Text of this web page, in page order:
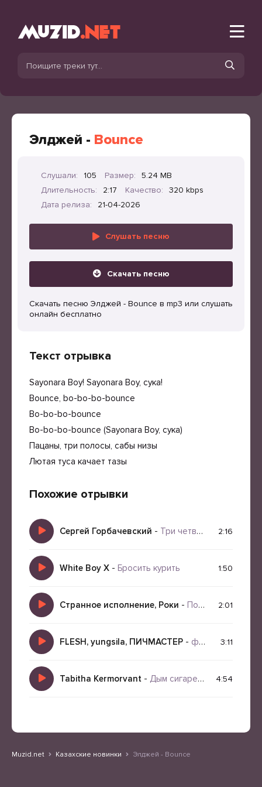
Элджей - Bounce
Слушали: 105 Размер:
5.24 MB
Длительность:
2:17 Качество:
320 kbps
Дата релиза:
21-04-2026
Слушать песню
Скачать песню
Скачать песню Элджей - Bounce в mp3 или слушать
онлайн бесплатно
Текст отрывка
Sayonara Boy! Sayonara Boy, сука!
Bounce, bo-bo-bo-bounce
Bo-bo-bo-bounce
Bo-bo-bo-bounce (Sayonara Boy, сука)
Пацаны, три полосы, сабы низы
Лютая туса качает тазы
Похожие отрывки
Сергей Горбачевский - Три четверти в четыре утра 2:16
White Boy X - Бросить курить 1:50
Странное исполнение, Роки - Посуда 2:01
FLESH, yungsila, ПИЧМАСТЕР - фотомодели нечего скрывать 3:11
Tabitha Kermorvant - Дым сигарет с ментолом (AI кавер) 4:54
Muzid.net Казахские новинки Элджей - Bounce